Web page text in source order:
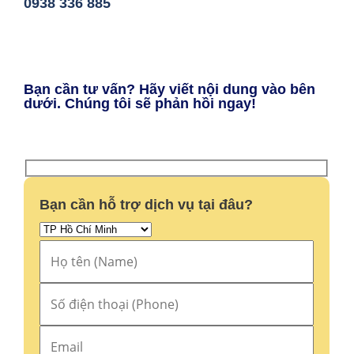
0938 336 885
Bạn cần tư vấn? Hãy viết nội dung vào bên
dưới. Chúng tôi sẽ phản hồi ngay!
Bạn cần hỗ trợ dịch vụ tại đâu?